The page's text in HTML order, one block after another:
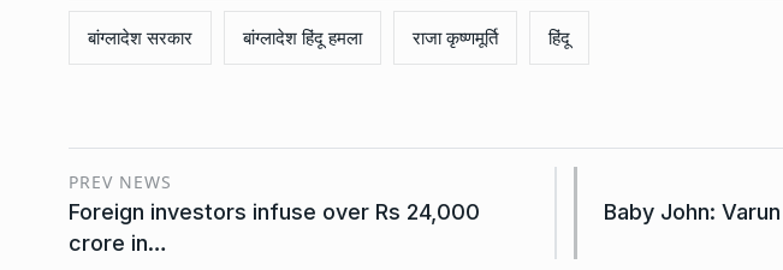
बांग्लादेश सरकार बांग्लादेश हिंदू हमला राजा कृष्णमूर्ति हिंदू
PREV NEWS
Foreign investors infuse over Rs 24,000
crore in…
Baby John: